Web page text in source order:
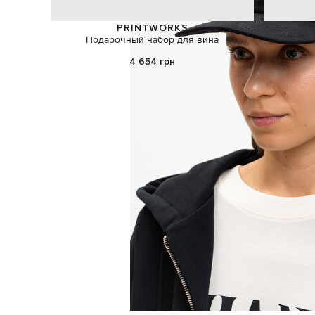
PRINTWORKS
Подарочный набор для вина
4 654 грн